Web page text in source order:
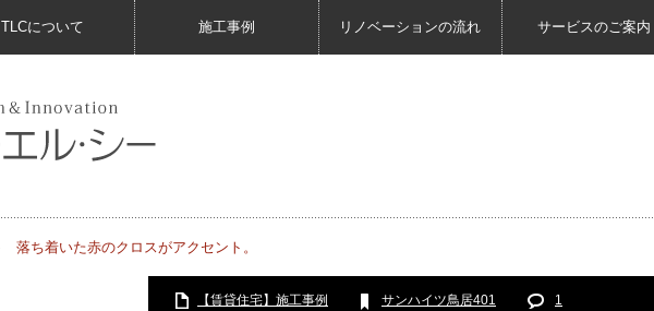
TLCについて 施工事例 リノベーションの流れ サービスのご案内
落ち着いた赤のクロスがアクセント。
【賃貸住宅】施工事例 サンハイツ鳥居401 1